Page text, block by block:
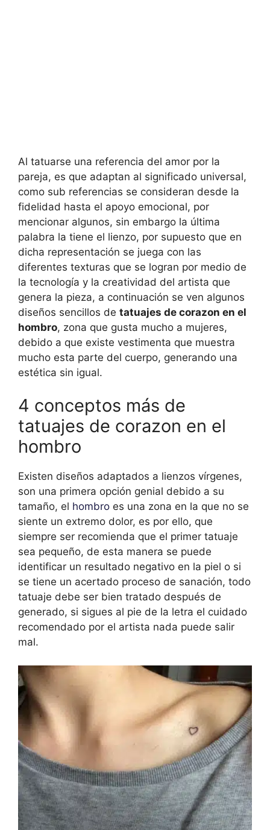
Al tatuarse una referencia del amor por la
pareja, es que adaptan al significado universal,
como sub referencias se consideran desde la
fidelidad hasta el apoyo emocional, por
mencionar algunos, sin embargo la última
palabra la tiene el lienzo, por supuesto que en
dicha representación se juega con las
diferentes texturas que se logran por medio de
la tecnología y la creatividad del artista que
genera la pieza, a continuación se ven algunos
diseños sencillos de tatuajes de corazon en el
hombro, zona que gusta mucho a mujeres,
debido a que existe vestimenta que muestra
mucho esta parte del cuerpo, generando una
estética sin igual.
4 conceptos más de
tatuajes de corazon en el
hombro
Existen diseños adaptados a lienzos vírgenes,
son una primera opción genial debido a su
tamaño, el hombro es una zona en la que no se
siente un extremo dolor, es por ello, que
siempre ser recomienda que el primer tatuaje
sea pequeño, de esta manera se puede
identificar un resultado negativo en la piel o si
se tiene un acertado proceso de sanación, todo
tatuaje debe ser bien tratado después de
generado, si sigues al pie de la letra el cuidado
recomendado por el artista nada puede salir
mal.